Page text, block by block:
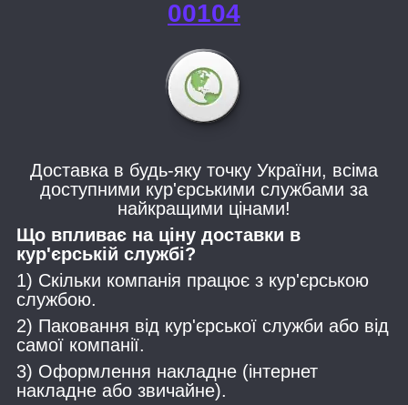
00104
Доставка в будь-яку точку України, всіма
доступними кур'єрськими службами за
найкращими цінами!
Що впливає на ціну доставки в
кур'єрській службі?
1) Скільки компанія працює з кур'єрською
службою.
2) Паковання від кур'єрської служби або від
самої компанії.
3) Оформлення накладне (інтернет
накладне або звичайне).